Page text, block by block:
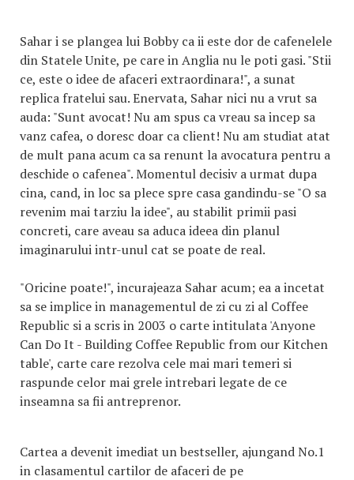
Sahar i se plangea lui Bobby ca ii este dor de cafenelele
din Statele Unite, pe care in Anglia nu le poti gasi. "Stii
ce, este o idee de afaceri extraordinara!", a sunat
replica fratelui sau. Enervata, Sahar nici nu a vrut sa
auda: "Sunt avocat! Nu am spus ca vreau sa incep sa
vanz cafea, o doresc doar ca client! Nu am studiat atat
de mult pana acum ca sa renunt la avocatura pentru a
deschide o cafenea". Momentul decisiv a urmat dupa
cina, cand, in loc sa plece spre casa gandindu-se "O sa
revenim mai tarziu la idee", au stabilit primii pasi
concreti, care aveau sa aduca ideea din planul
imaginarului intr-unul cat se poate de real.
"Oricine poate!", incurajeaza Sahar acum; ea a incetat
sa se implice in managementul de zi cu zi al Coffee
Republic si a scris in 2003 o carte intitulata 'Anyone
Can Do It - Building Coffee Republic from our Kitchen
table', carte care rezolva cele mai mari temeri si
raspunde celor mai grele intrebari legate de ce
inseamna sa fii antreprenor.
Cartea a devenit imediat un bestseller, ajungand No.1
in clasamentul cartilor de afaceri de pe